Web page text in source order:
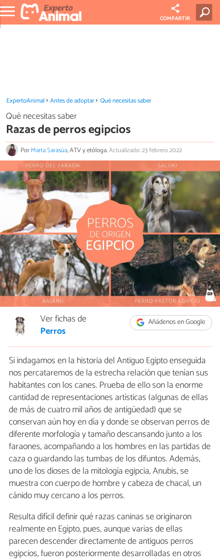
COMPARTIR
ExpertoAnimal Antes de adoptar Qué necesitas saber
Qué necesitas saber
Razas de perros egipcios
PorMarta Sarasúa, ATV y etóloga.Actualizado: 23 febrero 2022
Añádenos en Google
Ver fichas de
Perros
Si indagamos en la historia del Antiguo Egipto enseguida
nos percataremos de la estrecha relación que tenían sus
habitantes con los canes. Prueba de ello son la enorme
cantidad de representaciones artísticas (algunas de ellas
de más de cuatro mil años de antigüedad) que se
conservan aún hoy en día y donde se observan perros de
diferente morfología y tamaño descansando junto a los
faraones, acompañando a los hombres en las partidas de
caza o guardando las tumbas de los difuntos. Además,
uno de los dioses de la mitología egipcia, Anubis, se
muestra con cuerpo de hombre y cabeza de chacal, un
cánido muy cercano a los perros.
Resulta difícil definir qué razas caninas se originaron
realmente en Egipto, pues, aunque varias de ellas
parecen descender directamente de antiguos perros
egipcios, fueron posteriormente desarrolladas en otros